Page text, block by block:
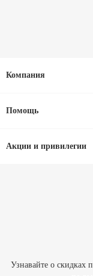
Компания
Помощь
Акции и привилегии
Узнавайте о скидках